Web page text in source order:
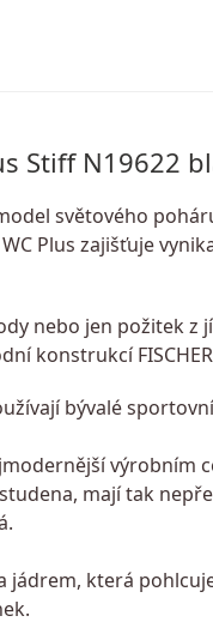
Stiff N19622
světového
Plus zajišťuje
nebo jen požitek
konstrukcí
bývalé
mají tak
jádrem, která